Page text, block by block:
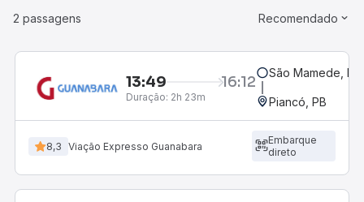
2 passagens Recomendado
13:49 16:12
Duração: 2h 23m
São Mamede, PB
Piancó, PB
8,3 Viação Expresso Guanabara
Embarque
direto